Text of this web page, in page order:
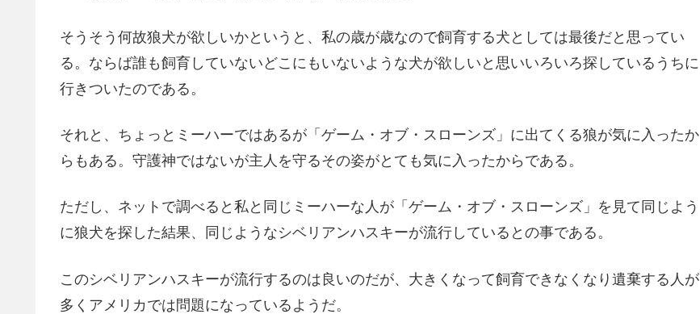
そうそう何故狼犬が欲しいかというと、私の歳が歳なので飼育する犬としては最後だと思ってい
る。ならば誰も飼育していないどこにもいないような犬が欲しいと思いいろいろ探しているうちに
行きついたのである。
それと、ちょっとミーハーではあるが「ゲーム・オブ・スローンズ」に出てくる狼が気に入ったか
らもある。守護神ではないが主人を守るその姿がとても気に入ったからである。
ただし、ネットで調べると私と同じミーハーな人が「ゲーム・オブ・スローンズ」を見て同じよう
に狼犬を探した結果、同じようなシベリアンハスキーが流行しているとの事である。
このシベリアンハスキーが流行するのは良いのだが、大きくなって飼育できなくなり遺棄する人が
多くアメリカでは問題になっているようだ。